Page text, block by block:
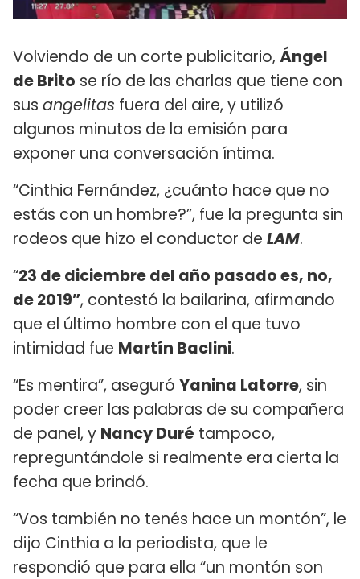
Volviendo de un corte publicitario, Ángel
de Brito se río de las charlas que tiene con
sus angelitas fuera del aire, y utilizó
algunos minutos de la emisión para
exponer una conversación íntima.
“Cinthia Fernández, ¿cuánto hace que no
estás con un hombre?”, fue la pregunta sin
rodeos que hizo el conductor de LAM.
“23 de diciembre del año pasado es, no,
de 2019”, contestó la bailarina, afirmando
que el último hombre con el que tuvo
intimidad fue Martín Baclini.
“Es mentira”, aseguró Yanina Latorre, sin
poder creer las palabras de su compañera
de panel, y Nancy Duré tampoco,
repreguntándole si realmente era cierta la
fecha que brindó.
“Vos también no tenés hace un montón”, le
dijo Cinthia a la periodista, que le
respondió que para ella “un montón son